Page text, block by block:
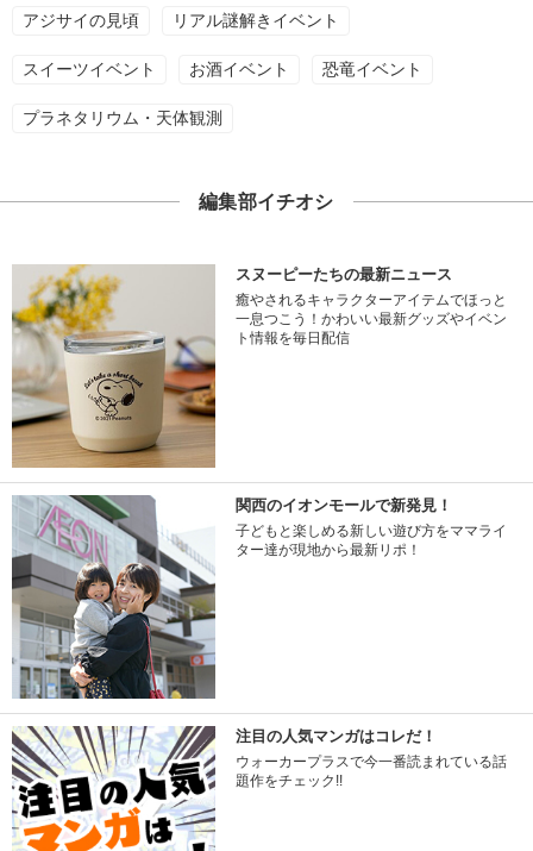
アジサイの見頃 リアル謎解きイベント
スイーツイベント お酒イベント 恐竜イベント
プラネタリウム・天体観測
編集部イチオシ
スヌーピーたちの最新ニュース
癒やされるキャラクターアイテムでほっと
一息つこう！かわいい最新グッズやイベン
ト情報を毎日配信
関西のイオンモールで新発見！
子どもと楽しめる新しい遊び方をママライ
ター達が現地から最新リポ！
注目の人気マンガはコレだ！
ウォーカープラスで今一番読まれている話
題作をチェック!!